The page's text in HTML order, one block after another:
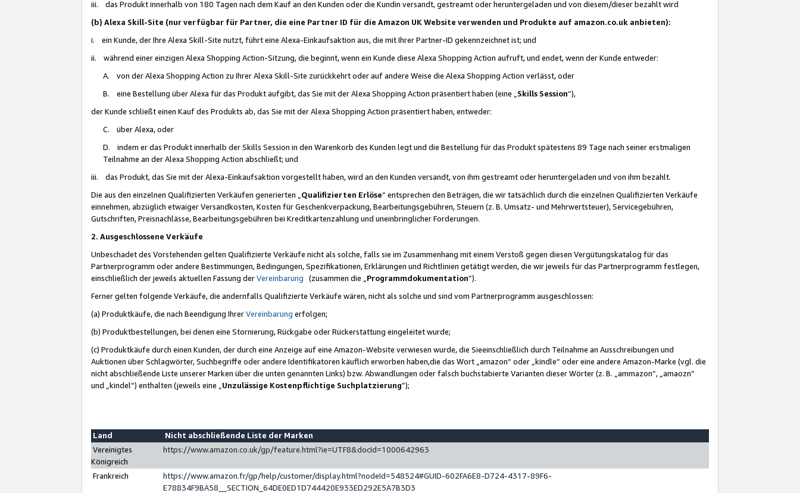
iii. das Produkt innerhalb von 180 Tagen nach dem Kauf an den Kunden oder die Kundin versandt, gestreamt oder heruntergeladen und von diesem/dieser bezahlt wird
(b) Alexa Skill-Site (nur verfügbar für Partner, die eine Partner ID für die Amazon UK Website verwenden und Produkte auf amazon.co.uk anbieten):
i. ein Kunde, der Ihre Alexa Skill-Site nutzt, führt eine Alexa-Einkaufsaktion aus, die mit Ihrer Partner-ID gekennzeichnet ist; und
ii. während einer einzigen Alexa Shopping Action-Sitzung, die beginnt, wenn ein Kunde diese Alexa Shopping Action aufruft, und endet, wenn der Kunde entweder:
A. von der Alexa Shopping Action zu Ihrer Alexa Skill-Site zurückkehrt oder auf andere Weise die Alexa Shopping Action verlässt, oder
B. eine Bestellung über Alexa für das Produkt aufgibt, das Sie mit der Alexa Shopping Action präsentiert haben (eine „ Skills Session“),
der Kunde schließt einen Kauf des Produkts ab, das Sie mit der Alexa Shopping Action präsentiert haben, entweder:
C. über Alexa, oder
D. indem er das Produkt innerhalb der Skills Session in den Warenkorb des Kunden legt und die Bestellung für das Produkt spätestens 89 Tage nach seiner erstmaligen
Teilnahme an der Alexa Shopping Action abschließt; und
iii. das Produkt, das Sie mit der Alexa-Einkaufsaktion vorgestellt haben, wird an den Kunden versandt, von ihm gestreamt oder heruntergeladen und von ihm bezahlt.
Die aus den einzelnen Qualifizierten Verkäufen generierten „ Qualifizierten Erlöse“ entsprechen den Beträgen, die wir tatsächlich durch die einzelnen Qualifizierten Verkäufe
einnehmen, abzüglich etwaiger Versandkosten, Kosten für Geschenkverpackung, Bearbeitungsgebühren, Steuern (z. B. Umsatz- und Mehrwertsteuer), Servicegebühren,
Gutschriften, Preisnachlässe, Bearbeitungsgebühren bei Kreditkartenzahlung und uneinbringlicher Forderungen.
2. Ausgeschlossene Verkäufe
Unbeschadet des Vorstehenden gelten Qualifizierte Verkäufe nicht als solche, falls sie im Zusammenhang mit einem Verstoß gegen diesen Vergütungskatalog für das
Partnerprogramm oder andere Bestimmungen, Bedingungen, Spezifikationen, Erklärungen und Richtlinien getätigt werden, die wir jeweils für das Partnerprogramm festlegen,
einschließlich der jeweils aktuellen Fassung derVereinbarung (zusammen die „ Programmdokumentation“).
Ferner gelten folgende Verkäufe, die andernfalls Qualifizierte Verkäufe wären, nicht als solche und sind vom Partnerprogramm ausgeschlossen:
(a) Produktkäufe, die nach Beendigung IhrerVereinbarung erfolgen;
(b) Produktbestellungen, bei denen eine Stornierung, Rückgabe oder Rückerstattung eingeleitet wurde;
(c) Produktkäufe durch einen Kunden, der durch eine Anzeige auf eine Amazon-Website verwiesen wurde, die Sieeinschließlich durch Teilnahme an Ausschreibungen und
Auktionen über Schlagwörter, Suchbegriffe oder andere Identifikatoren käuflich erworben haben,die das Wort „amazon“ oder „kindle“ oder eine andere Amazon-Marke (vgl. die
nicht abschließende Liste unserer Marken über die unten genannten Links) bzw. Abwandlungen oder falsch buchstabierte Varianten dieser Wörter (z. B. „ammazon“, „amaozn“
und „kindel“) enthalten (jeweils eine „ Unzulässige Kostenpflichtige Suchplatzierung”);
Land
Nicht abschließende Liste der Marken
Vereinigtes
Königreich
https://www.amazon.co.uk/gp/feature.html?ie=UTF8&docId=1000642963
Frankreich
https://www.amazon.fr/gp/help/customer/display.html?nodeId=548524#GUID-602FA6E8-D724-4317-89F6-
E78834F9BA58__SECTION_64DE0ED1D744420E933ED292E5A7B3D3